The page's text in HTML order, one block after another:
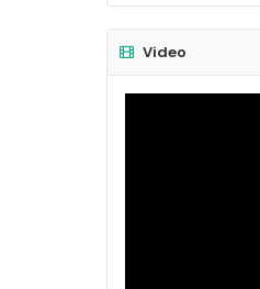
Video